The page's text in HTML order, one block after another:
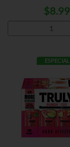
$8.99
ESPECIAL